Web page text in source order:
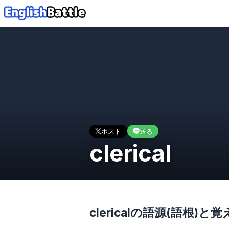
ポスト 送る
clerical
clericalの語源(語根)と覚